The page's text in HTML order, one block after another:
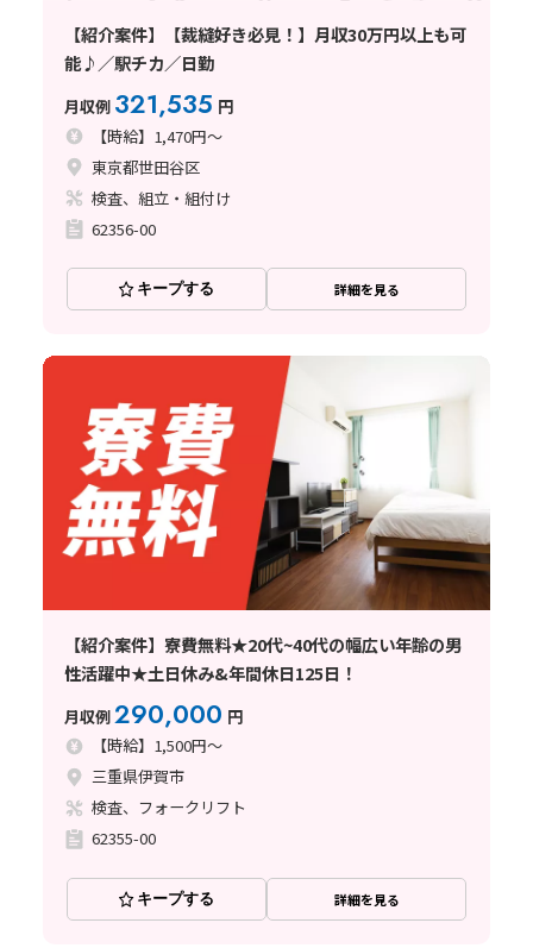
【紹介案件】【裁縫好き必見！】月収30万円以上も可
能♪／駅チカ／日勤
月収例 321,535 円
【時給】1,470円～
東京都世田谷区
検査、組立・組付け
62356-00
キープする 詳細を見る
【紹介案件】寮費無料★20代~40代の幅広い年齢の男
性活躍中★土日休み&年間休日125日！
月収例290,000 円
【時給】1,500円～
三重県伊賀市
検査、フォークリフト
62355-00
キープする 詳細を見る